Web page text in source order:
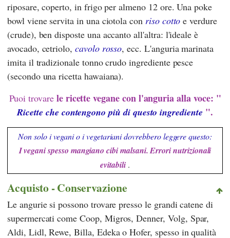
riposare, coperto, in frigo per almeno 12 ore. Una poke
bowl viene servita in una ciotola con riso cotto e verdure
(crude), ben disposte una accanto all'altra: l'ideale è
avocado, cetriolo, cavolo rosso, ecc. L'anguria marinata
imita il tradizionale tonno crudo ingrediente pesce
(secondo una ricetta hawaiana).
Puoi trovare le ricette vegane con l'anguriaalla voce: "
Ricette che contengono più di questo ingrediente ".
Non solo i vegani o i vegetariani dovrebbero leggere questo:
I vegani spesso mangiano cibi malsani. Errori nutrizionali
evitabili.
Acquisto - Conservazione
Le angurie si possono trovare presso le grandi catene di
supermercati comeCoop, Migros,Denner, Volg, Spar,
Aldi, Lidl,Rewe,Billa, EdekaoHofer, spesso in qualità